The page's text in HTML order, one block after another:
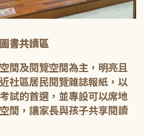
書共讀區
間及閱覽空間為主，明亮且
社區居民閱覽雜誌報紙，以
試的首選，並專設可以席地
間，讓家長與孩子共享閱讀